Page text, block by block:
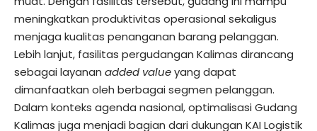
meningkatkan produktivitas operasional sekaligus
menjaga kualitas penanganan barang pelanggan.
Lebih lanjut, fasilitas pergudangan Kalimas dirancang
sebagai layanan added valueyang dapat
dimanfaatkan oleh berbagai segmen pelanggan.
Dalam konteks agenda nasional, optimalisasi Gudang
Kalimas juga menjadi bagian dari dukungan KAI Logistik